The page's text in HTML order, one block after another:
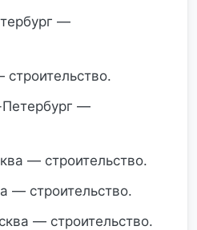
—
—
— строительство.
— строительство.
— строительство.